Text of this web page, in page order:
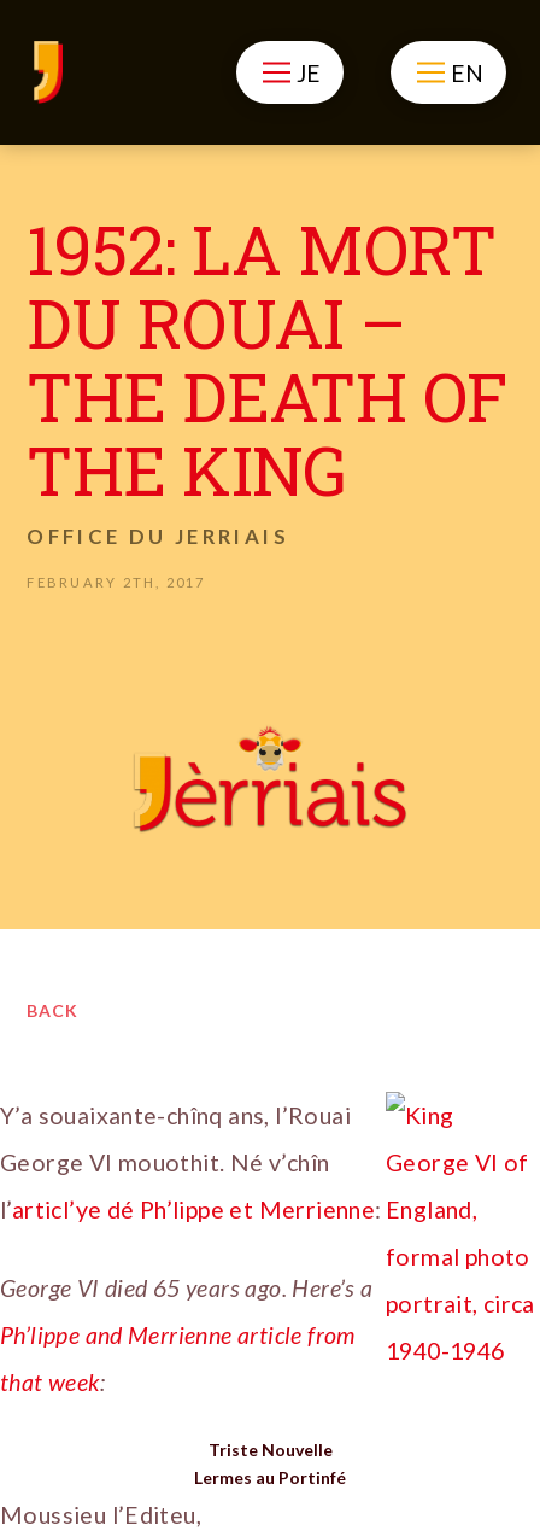
JE EN
1952: LA MORT
DU ROUAI –
THE DEATH OF
THE KING
OFFICE DU JERRIAIS
FEBRUARY 2TH, 2017
BACK
Y’a souaixante-chînq ans, l’Rouai
George VI mouothit. Né v’chîn
l’articl’ye dé Ph’lippe et Merrienne:
George VI died 65 years ago. Here’s a
Ph’lippe and Merrienne article from
that week:
Triste Nouvelle
Lermes au Portinfé
Moussieu l’Editeu,